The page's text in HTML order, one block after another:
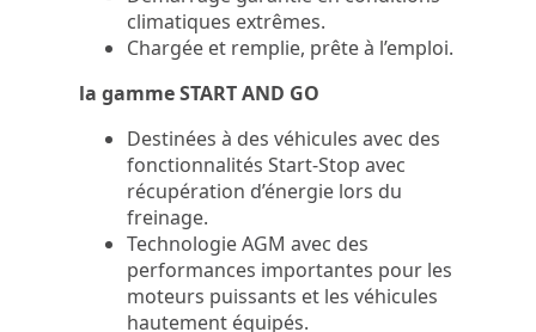
climatiques extrêmes.
Chargée et remplie, prête à l’emploi.
la gamme START AND GO
Destinées à des véhicules avec des
fonctionnalités Start-Stop avec
récupération d’énergie lors du
freinage.
Technologie AGM avec des
performances importantes pour les
moteurs puissants et les véhicules
hautement équipés.